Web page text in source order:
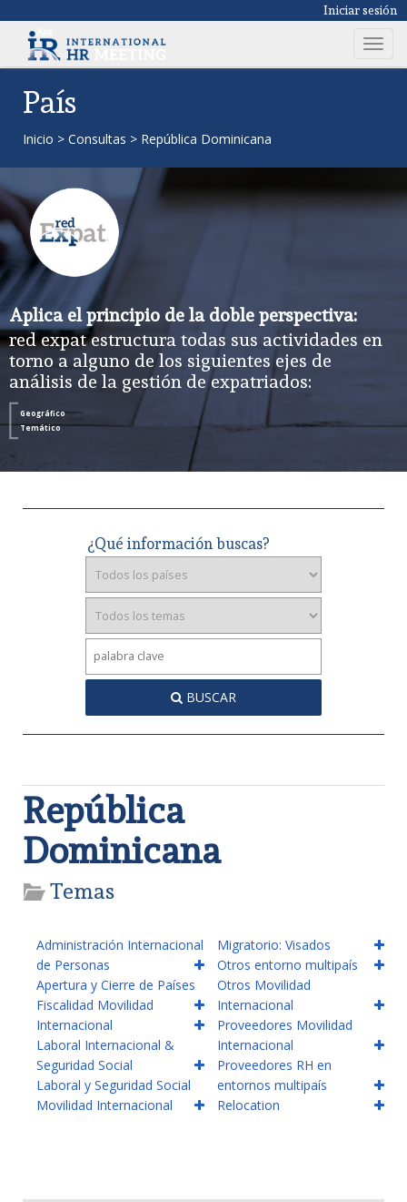
Iniciar sesión
T
o
n
o
País
Inicio > Consultas > República Dominicana
Aplica el principio de la doble perspectiva:
red expat estructura todas sus actividades en
torno a alguno de los siguientes ejes de
análisis de la gestión de expatriados:
Geográfico
Temático
¿Qué información buscas?
BUSCAR
República
Dominicana
Temas
Administración Internacional
de Personas
Apertura y Cierre de Países
Fiscalidad Movilidad
Internacional
Laboral Internacional &
Seguridad Social
Laboral y Seguridad Social
Movilidad Internacional
Migratorio: Visados
Otros entorno multipaís
Otros Movilidad
Internacional
Proveedores Movilidad
Internacional
Proveedores RH en
entornos multipaís
Relocation